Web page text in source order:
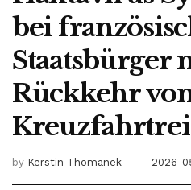
bei
Staatsbürger
Rückkehr
by Kerstin Thomanek 2026-